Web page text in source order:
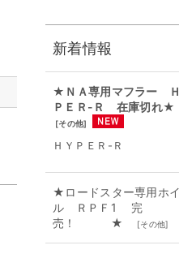
新着情報
★ＮＡ専用マフラー
ＰＥＲ-Ｒ 在庫切れ
[その他]
ＨＹＰＥＲ-Ｒ
★ロードスター専用ホ
ル ＲＰＦ1 完
売！ ★
[その他]